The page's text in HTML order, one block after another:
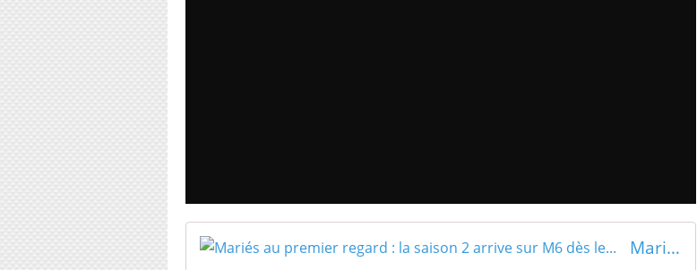
Mariés au premier regard : la saison 2 arrive sur M6 dès le...